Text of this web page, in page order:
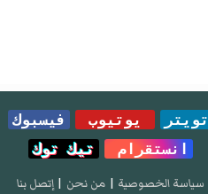
تويتر يوتيوب
فيسبوك
انستقرام
تيك توك
سياسة الخصوصية | من نحن | إتصل بنا